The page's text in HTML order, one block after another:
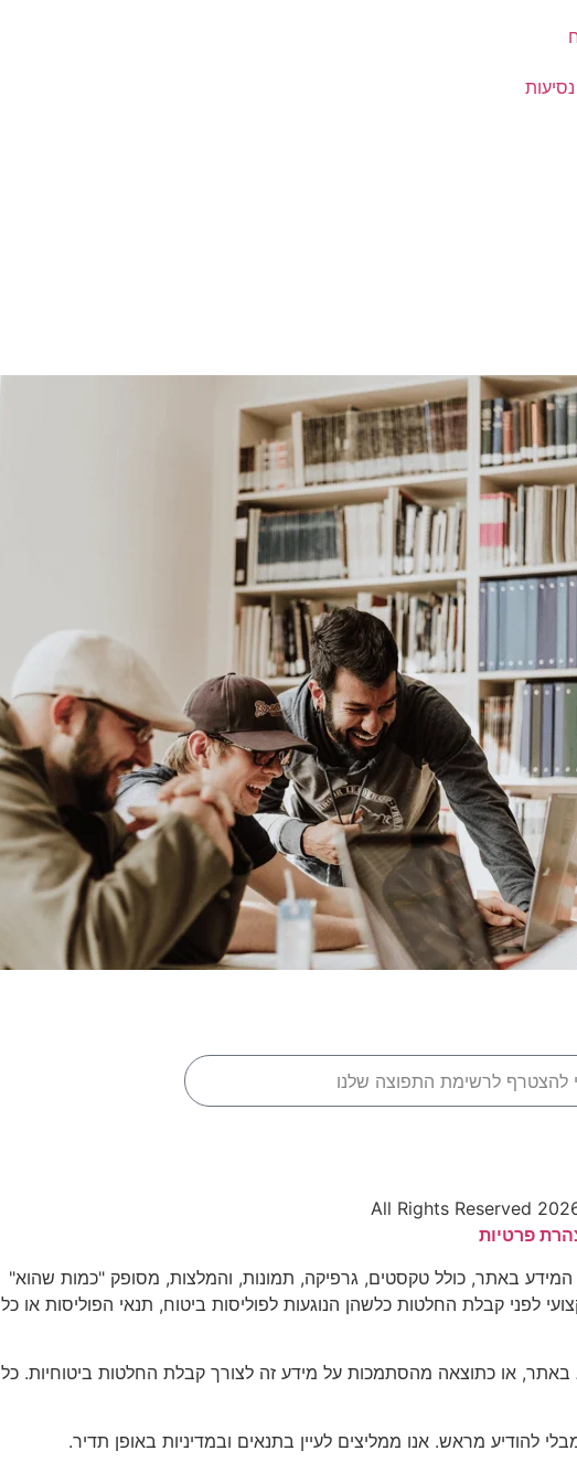
פרטיות
המידע באתר, כולל טקסטים, גרפיקה, תמונות, והמלצות, מסופק "כמות שהוא"
לפני קבלת החלטות כלשהן הנוגעות לפוליסות ביטוח, תנאי הפוליסות או כל
או כתוצאה מהסתמכות על מידע זה לצורך קבלת החלטות ביטוחיות. כל
מראש. אנו ממליצים לעיין בתנאים ובמדיניות באופן תדיר.